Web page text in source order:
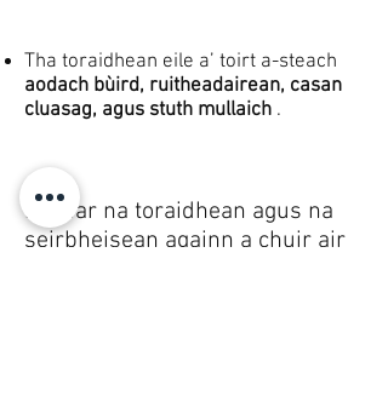
Tha toraidhean eile a’ toirt a-steach
aodach bùird, ruitheadairean, casan
cluasag, agus stuth mullaich .
Faodar na toraidhean agus na
seirbheisean againn a chuir air